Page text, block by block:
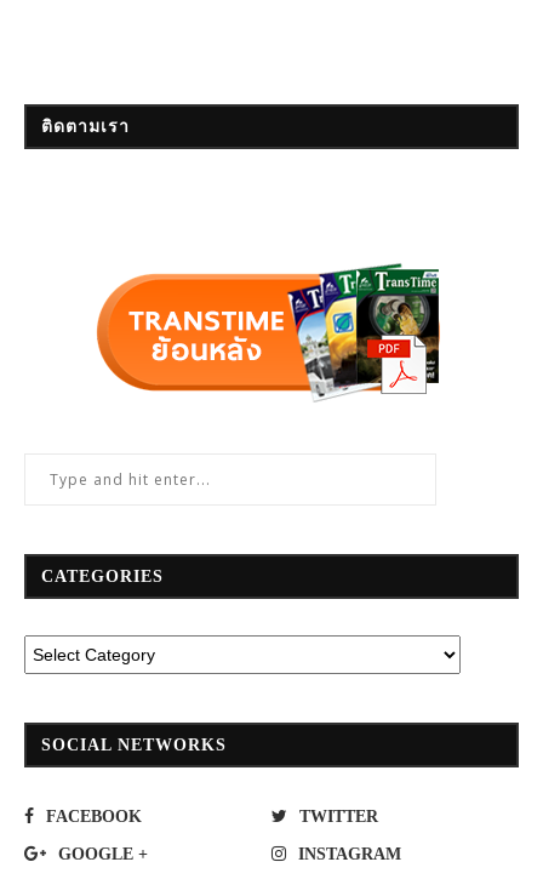
ติดตามเรา
CATEGORIES
SOCIAL NETWORKS
FACEBOOK TWITTER
GOOGLE + INSTAGRAM